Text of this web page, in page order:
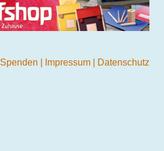
Spenden Impressum Datenschutz